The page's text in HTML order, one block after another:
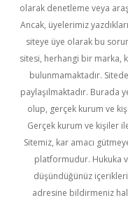
olarak denetleme veya
Ancak, üyelerimiz
siteye üye olarak bu
sitesi, herhangi bir marka,
bulunmamaktadır.
paylaşılmaktadır. Burada
olup, gerçek kurum ve
Gerçek kurum ve kişiler
Sitemiz, kar amacı
platformudur. Hukuka
düşündüğünüz
adresine bildirmeniz